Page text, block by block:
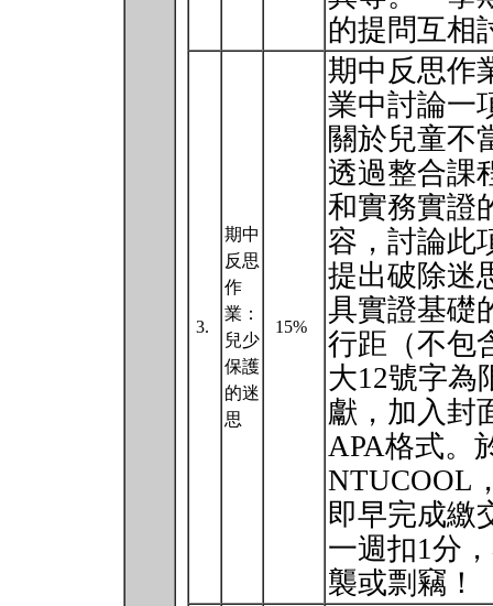
的提問互
3.
期中
反思
作
業：
兒少
保護
的迷
思
15%
期中反思作
業中討論一
關於兒童不
透過整合課
和實務實證
容，討論此
提出破除迷
具實證基礎
⾏距（不包
⼤12號字為
獻，加入封
APA格式。
NTUCOOL
即早完成繳
一週扣1分
襲或剽竊！